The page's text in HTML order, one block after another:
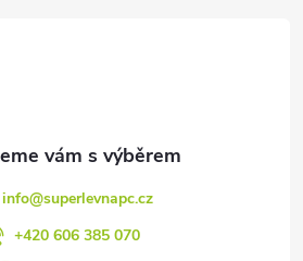
info@superlevnapc.cz
+420 606 385 070